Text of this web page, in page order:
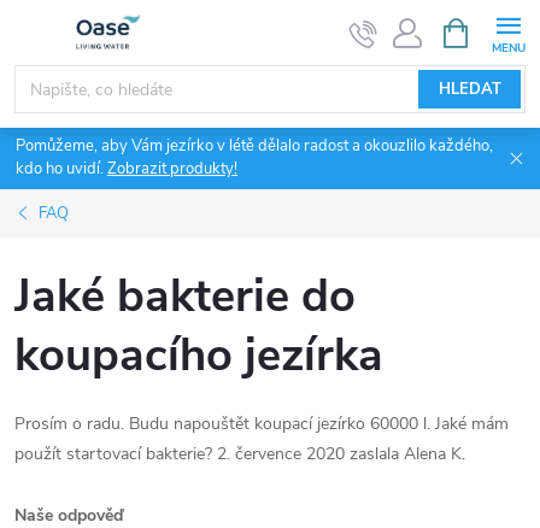
obsah
HLEDAT
NÁKUPNÍ
KOŠÍK
Pomůžeme, aby Vám jezírko v létě dělalo radost a okouzlilo každého,
kdo ho uvidí.Zobrazit produkty!
FAQ
Jaké bakterie do
koupacího jezírka
Prosím o radu. Budu napouštět koupací jezírko 60000 l. Jaké mám
použít startovací bakterie? 2. července 2020 zaslala Alena K.
Naše odpověď